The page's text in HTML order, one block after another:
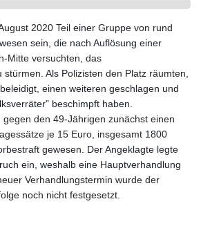
IDR 20648.821428
ILS 3.46629
IMP 0.856077
INR 109.809273
IQD 1509.393123
IRR
1584474.640687
ISK 142.41109
JEP 0.856077
JMD 182.637459
JOD 0.81708
JPY 182.544457
2020 Teil einer Gruppe von rund
sein, die nach Auflösung einer
Mitte versuchten, das
Als Polizisten den Platz räumten,
einen weiteren geschlagen und
beschimpft haben.
gegen den 49-Jährigen zunächst einen
je 15 Euro, insgesamt 1800
gewesen. Der Angeklagte legte
ein, weshalb eine Hauptverhandlung
Verhandlungstermin wurde der
noch nicht festgesetzt.